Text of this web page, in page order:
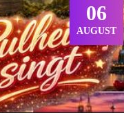
06
AUGUST